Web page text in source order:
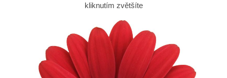
kliknutím zvětšíte